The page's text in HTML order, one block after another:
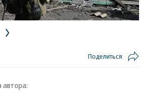
Поделиться
автора: